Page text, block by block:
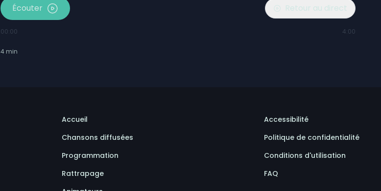
Écouter Retour au direct
00:00 4:00
4 min
Accueil
Chansons diffusées
Programmation
Rattrapage
Accessibilité
Politique de confidentialité
Conditions d'utilisation
FAQ